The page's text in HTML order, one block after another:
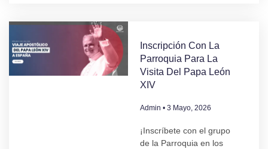
Inscripción Con La
Parroquia Para La
Visita Del Papa León
XIV
Admin 3 Mayo, 2026
¡Inscríbete con el grupo
de la Parroquia en los